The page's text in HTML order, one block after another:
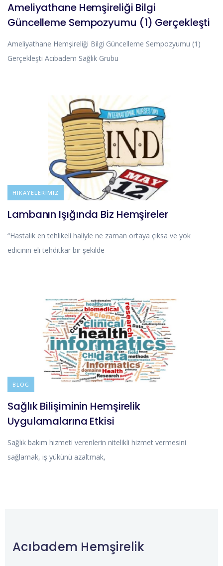
Ameliyathane Hemşireliği Bilgi
Güncelleme Sempozyumu (1) Gerçekleşti
Ameliyathane Hemşireliği Bilgi Güncelleme Sempozyumu (1)
Gerçekleşti Acıbadem Sağlık Grubu
BLOG
HIKAYELERIMIZ
Lambanın Işığında Biz Hemşireler
“Hastalık en tehlikeli haliyle ne zaman ortaya çıksa ve yok
edicinin eli tehditkar bir şekilde
BLOG
Sağlık Bilişiminin Hemşirelik
Uygulamalarına Etkisi
Sağlık bakım hizmeti verenlerin nitelikli hizmet vermesini
sağlamak, iş yükünü azaltmak,
Acıbadem Hemşirelik